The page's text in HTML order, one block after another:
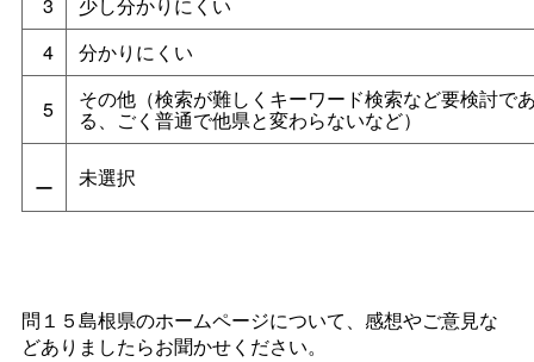
4
分かりにくい
5 その他（検索が難しくキーワード検索など要検討で
る、ごく普通で他県と変わらないなど）
ー 未選択
問１５島根県のホームページについて、感想やご意見な
どありましたらお聞かせください。